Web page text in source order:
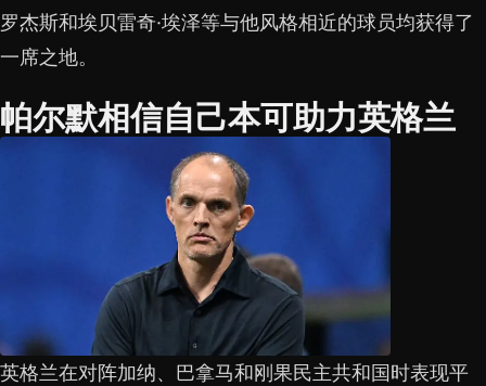
罗杰斯和埃贝雷奇·埃泽等与他风格相近的球员均获得了
一席之地。
帕尔默相信自己本可助力英格兰
英格兰在对阵加纳、巴拿马和刚果民主共和国时表现平